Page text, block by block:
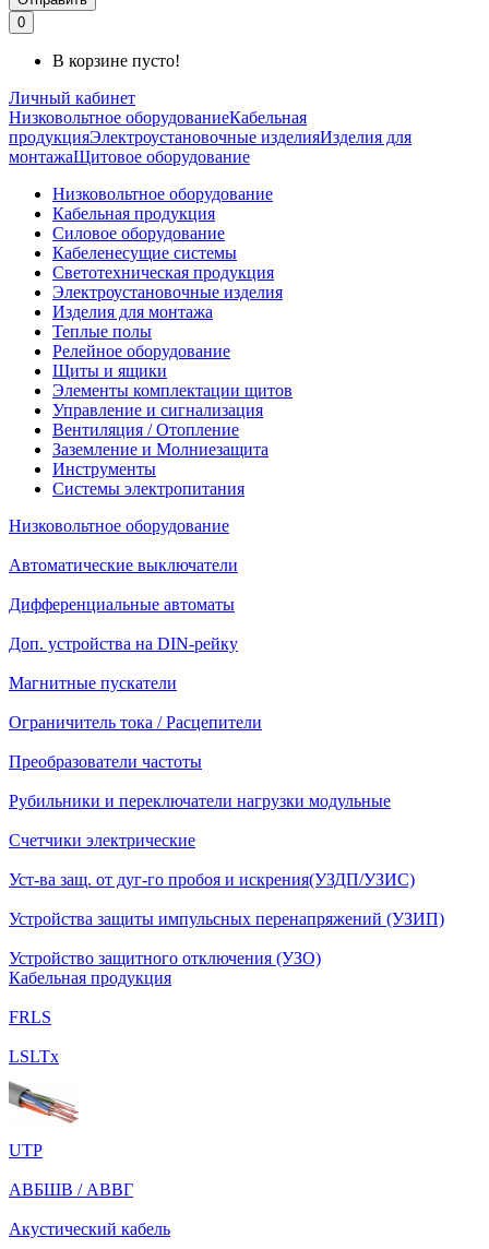
0
В корзине пусто!
Личный кабинет
Низковольтное оборудованиеКабельная
продукцияЭлектроустановочные изделияИзделия для
монтажаЩитовое оборудование
Низковольтное оборудование
Кабельная продукция
Силовое оборудование
Кабеленесущие системы
Светотехническая продукция
Электроустановочные изделия
Изделия для монтажа
Теплые полы
Релейное оборудование
Щиты и ящики
Элементы комплектации щитов
Управление и сигнализация
Вентиляция / Отопление
Заземление и Молниезащита
Инструменты
Системы электропитания
Низковольтное оборудование
Автоматические выключатели
Дифференциальные автоматы
Доп. устройства на DIN-рейку
Магнитные пускатели
Ограничитель тока / Расцепители
Преобразователи частоты
Рубильники и переключатели нагрузки модульные
Счетчики электрические
Уст-ва защ. от дуг-го пробоя и искрения(УЗДП/УЗИС)
Устройства защиты импульсных перенапряжений (УЗИП)
Устройство защитного отключения (УЗО)
Кабельная продукция
FRLS
LSLTx
UTP
АВБШВ / АВВГ
Акустический кабель